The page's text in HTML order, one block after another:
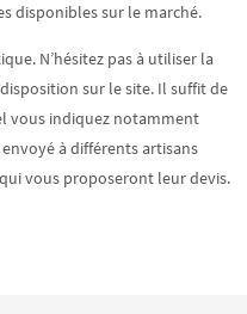
disponibles sur le marché.
N’hésitez pas à utiliser la
sur le site. Il suffit de
vous indiquez notamment
à différents artisans
vous proposeront leur devis.